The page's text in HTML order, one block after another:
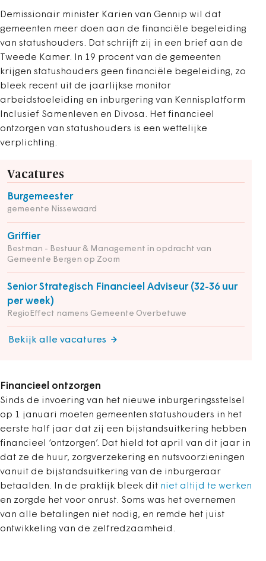
Demissionair minister Karien van Gennip wil dat
gemeenten meer doen aan de financiële begeleiding
van statushouders. Dat schrijft zij in een brief aan de
Tweede Kamer. In 19 procent van de gemeenten
krijgen statushouders geen financiële begeleiding, zo
bleek recent uit de jaarlijkse monitor
arbeidstoeleiding en inburgering van Kennisplatform
Inclusief Samenleven en Divosa. Het financieel
ontzorgen van statushouders is een wettelijke
verplichting.
Vacatures
Burgemeester
gemeente Nissewaard
Griffier
Bestman - Bestuur & Management in opdracht van
Gemeente Bergen op Zoom
Senior Strategisch Financieel Adviseur (32-36 uur
per week)
RegioEffect namens Gemeente Overbetuwe
Bekijk alle vacatures
Financieel ontzorgen
Sinds de invoering van het nieuwe inburgeringsstelsel
op 1 januari moeten gemeenten statushouders in het
eerste half jaar dat zij een bijstandsuitkering hebben
financieel ‘ontzorgen’. Dat hield tot april van dit jaar in
dat ze de huur, zorgverzekering en nutsvoorzieningen
vanuit de bijstandsuitkering van de inburgeraar
betaalden. In de praktijk bleek dit niet altijd te werken
en zorgde het voor onrust. Soms was het overnemen
van alle betalingen niet nodig, en remde het juist
ontwikkeling van de zelfredzaamheid.